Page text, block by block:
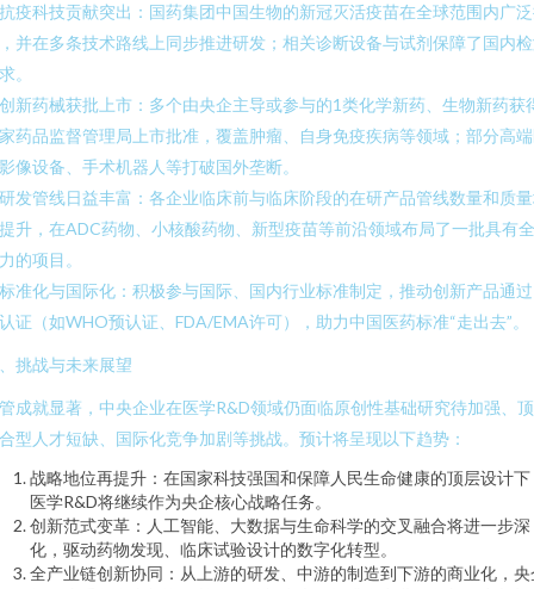
疫科技贡献突出：国药集团中国生物的新冠灭活疫苗在全球范围内广
并在多条技术路线上同步推进研发；相关诊断设备与试剂保障了国内
。
新药械获批上市：多个由央企主导或参与的1类化学新药、生物新药获
药品监督管理局上市批准，覆盖肿瘤、自身免疫疾病等领域；部分高
像设备、手术机器人等打破国外垄断。
发管线日益丰富：各企业临床前与临床阶段的在研产品管线数量和质
升，在ADC药物、小核酸药物、新型疫苗等前沿领域布局了一批具有
的项目。
准化与国际化：积极参与国际、国内行业标准制定，推动创新产品通
证（如WHO预认证、FDA/EMA许可），助力中国医药标准“走出去”。
挑战与未来展望
成就显著，中央企业在医学R&D领域仍面临原创性基础研究待加强、
型人才短缺、国际化竞争加剧等挑战。预计将呈现以下趋势：
战略地位再提升：在国家科技强国和保障人民生命健康的顶层设计下
医学R&D将继续作为央企核心战略任务。
创新范式变革：人工智能、大数据与生命科学的交叉融合将进一步深
化，驱动药物发现、临床试验设计的数字化转型。
全产业链创新协同：从上游的研发、中游的制造到下游的商业化，央